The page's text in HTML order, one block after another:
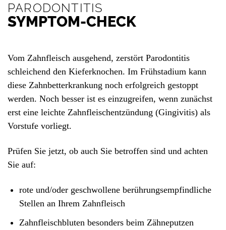
PARODONTITIS
SYMPTOM-CHECK
Vom Zahnfleisch ausgehend, zerstört Parodontitis
schleichend den Kieferknochen. Im Frühstadium kann
diese Zahnbetterkrankung noch erfolgreich gestoppt
werden. Noch besser ist es einzugreifen, wenn zunächst
erst eine leichte Zahnfleischentzündung (Gingivitis) als
Vorstufe vorliegt.
Prüfen Sie jetzt, ob auch Sie betroffen sind und achten
Sie auf:
rote und/oder geschwollene berührungsempfindliche
Stellen an Ihrem Zahnfleisch
Zahnfleischbluten besonders beim Zähneputzen